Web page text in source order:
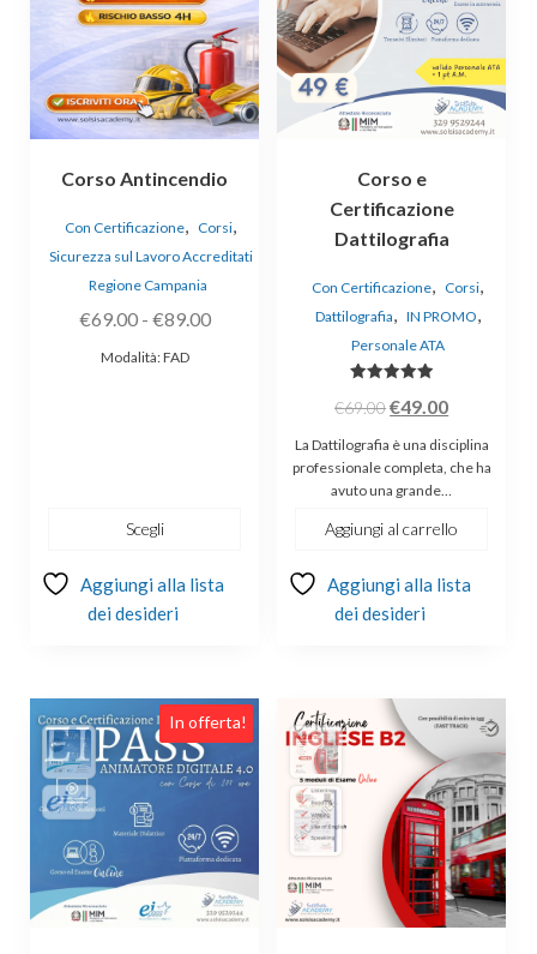
Corso Antincendio
Con Certificazione, Corsi,
Sicurezza sul Lavoro Accreditati
Regione Campania
€69.00 - €89.00Fascia
Modalità: FAD
Scegli
varianti.
Le
opzioni
possono
scelte
pagina
del
prodotto
Aggiungi alla lista
dei desideri
Corso e
Certificazione
Dattilografia
Con Certificazione, Corsi,
Dattilografia, IN PROMO,
Personale ATA
5.00
su 5
€69.00Il
prezzo
originale
era:
€69.00.
€49.00Il
prezzo
attuale
è:
€49.00.
La Dattilografia è una disciplina
professionale completa, che ha
avuto una grande…
Aggiungi al carrello
Aggiungi alla lista
dei desideri
In offerta!